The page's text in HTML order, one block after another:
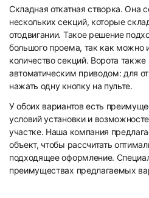
Складная откатная створка. Она
нескольких секций, которые
отодвигании. Такое решение
большого проема, так как можно
количество секций. Ворота
автоматическим приводом: для
нажать одну кнопку на пульте.
У обоих вариантов есть
условий установки и
участке. Наша компания
объект, чтобы рассчитать
подходящее оформление.
преимуществах предлагаемых